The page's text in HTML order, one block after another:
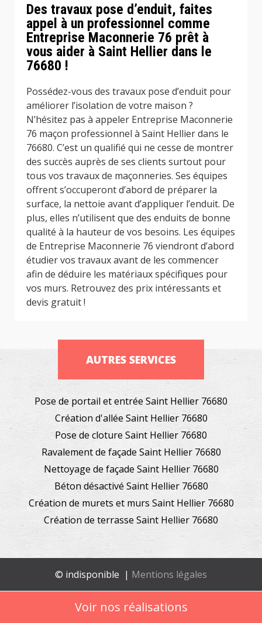
Des travaux pose d’enduit, faites
appel à un professionnel comme
Entreprise Maconnerie 76 prêt à
vous aider à Saint Hellier dans le
76680 !
Possédez-vous des travaux pose d’enduit pour
améliorer l’isolation de votre maison ?
N’hésitez pas à appeler Entreprise Maconnerie
76 maçon professionnel à Saint Hellier dans le
76680. C’est un qualifié qui ne cesse de montrer
des succès auprès de ses clients surtout pour
tous vos travaux de maçonneries. Ses équipes
offrent s’occuperont d’abord de préparer la
surface, la nettoie avant d’appliquer l’enduit. De
plus, elles n’utilisent que des enduits de bonne
qualité à la hauteur de vos besoins. Les équipes
de Entreprise Maconnerie 76 viendront d’abord
étudier vos travaux avant de les commencer
afin de déduire les matériaux spécifiques pour
vos murs. Retrouvez des prix intéressants et
devis gratuit !
AUTRES SERVICES
Pose de portail et entrée Saint Hellier 76680
Création d'allée Saint Hellier 76680
Pose de cloture Saint Hellier 76680
Ravalement de façade Saint Hellier 76680
Nettoyage de façade Saint Hellier 76680
Béton désactivé Saint Hellier 76680
Création de murets et murs Saint Hellier 76680
Création de terrasse Saint Hellier 76680
© indisponible | Mentions légales
Voir nos réalisations